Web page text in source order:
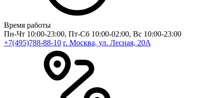
Время работы
Пн-Чт 10:00-23:00, Пт-Сб 10:00-02:00, Вс 10:00-23:00
+7(495)788-88-10 г. Москва, ул. Лесная, 20A